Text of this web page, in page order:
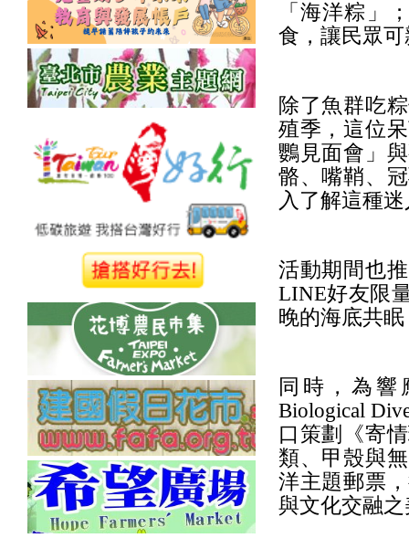
「海洋粽」
食，讓民眾
除了魚群吃
殖季，這位
鸚見面會」
骼、嘴鞘、
入了解這種
活動期間也
LINE好友限
晚的海底共
同時，為響
Biological
口策劃《寄
類、甲殼與
洋主題郵票
與文化交融